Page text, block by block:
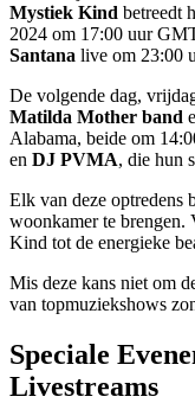
Mystiek Kind betreedt
2024 om 17:00 uur
Santana live om 23:00
De volgende dag,
Matilda Mother band
Alabama, beide om
en DJ PVMA, die hun
Elk van deze optredens
woonkamer te brengen.
Kind tot de energieke
Mis deze kans niet om
van topmuziekshows
Speciale
Livestreams